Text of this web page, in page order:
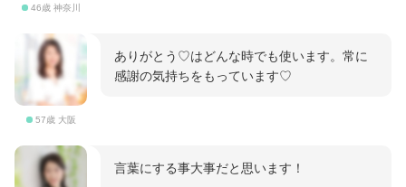
46歳 神奈川
57歳 大阪
ありがとう♡はどんな時でも使います。常に
感謝の気持ちをもっています♡
言葉にする事大事だと思います！